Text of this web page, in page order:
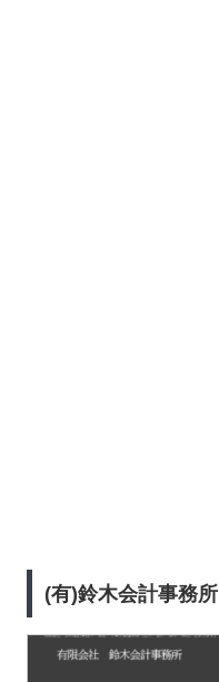
(有)鈴木会計事務所